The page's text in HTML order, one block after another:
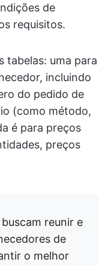
de
requisitos.
tabelas: uma para
incluindo
do pedido de
(como método,
é para preços
preços
reunir e
de
o melhor